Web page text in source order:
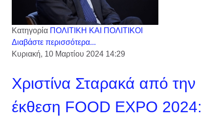
Κατηγορία ΠΟΛΙΤΙΚΗ ΚΑΙ ΠΟΛΙΤΙΚΟΙ
Διαβάστε περισσότερα...
Κυριακή, 10 Μαρτίου 2024 14:29
Χριστίνα Σταρακά από την
έκθεση FOOD EXPO 2024: